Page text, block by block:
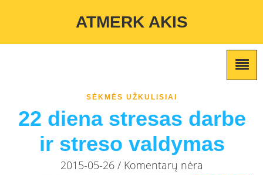
/home/atmerkakis/public_html/wp-content/themes/marketing-
ATMERK AKIS
SĖKMĖS UŽKULISIAI
22 diena stresas darbe
ir streso valdymas
2015-05-26 / Komentarų nėra